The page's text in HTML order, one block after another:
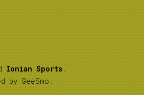
Ionian Sports .
by GeeSmo .